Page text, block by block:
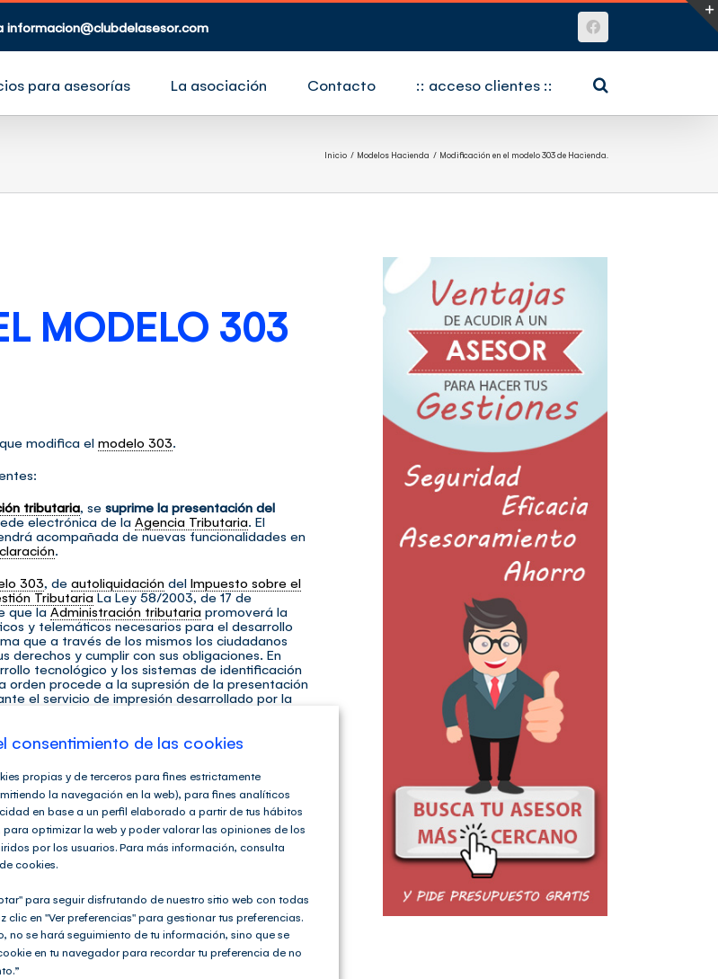
informacion@clubdelasesor.com Facebook
para asesorías La asociación Contacto :: acceso clientes ::
Inicio Modelos Hacienda Modificación en el modelo 303 de Hacienda.
MODELO 303
que modifica el modelo 303.
tributaria, se suprime la presentación del
electrónica de la Agencia Tributaria. El
acompañada de nuevas funcionalidades en
.
303, de autoliquidación del Impuesto sobre el
TributariaLa Ley 58/2003, de 17 de
que laAdministración tributaria promoverá la
y telemáticos necesarios para el desarrollo
que a través de los mismos los ciudadanos
derechos y cumplir con sus obligaciones. En
tecnológico y los sistemas de identificación
procede a la supresión de la presentación
el servicio de impresión desarrollado por la
esta modalidad de presentación permitirá a su
Facebook
X LinkedInWhatsAppTelegramTumblrPinterest
consentimiento de las cookies
propias y de terceros para fines estrictamente
la navegación en la web), para fines analíticos
en base a un perfil elaborado a partir de tus hábitos
para optimizar la web y poder valorar las opiniones de los
por los usuarios. Para más información, consulta
cookies.
para seguir disfrutando de nuestro sitio web con todas
clic en "Ver preferencias" para gestionar tus preferencias.
no se hará seguimiento de tu información, sino que se
en tu navegador para recordar tu preferencia de no